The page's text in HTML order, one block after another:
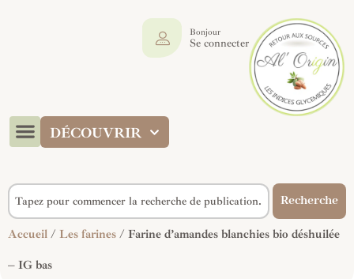
DÉCOUVRIR
Bonjour
Se connecter
Recherche
Accueil / Les farines / Farine d’amandes blanchies bio déshuilée
– IG bas